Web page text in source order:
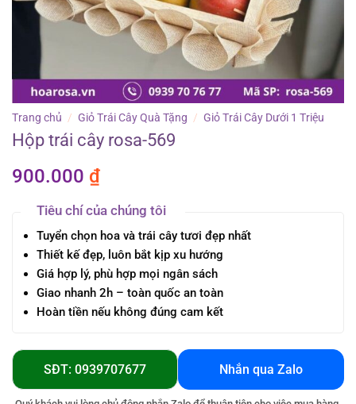
Trang chủ / Giỏ Trái Cây Quà Tặng / Giỏ Trái Cây Dưới 1 Triệu
Hộp trái cây rosa-569
900.000 ₫
Tiêu chí của chúng tôi
Tuyển chọn hoa và trái cây tươi đẹp nhất
Thiết kế đẹp, luôn bắt kịp xu hướng
Giá hợp lý, phù hợp mọi ngân sách
Giao nhanh 2h – toàn quốc an toàn
Hoàn tiền nếu không đúng cam kết
SĐT: 0939707677 Nhắn qua Zalo